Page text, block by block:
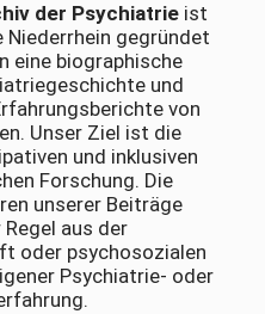
der Psychiatrieist
Niederrhein gegründet
eine biographische
und
von
Unser Ziel ist die
und inklusiven
Forschung. Die
unserer Beiträge
aus der
oder psychosozialen
Psychiatrie- oder